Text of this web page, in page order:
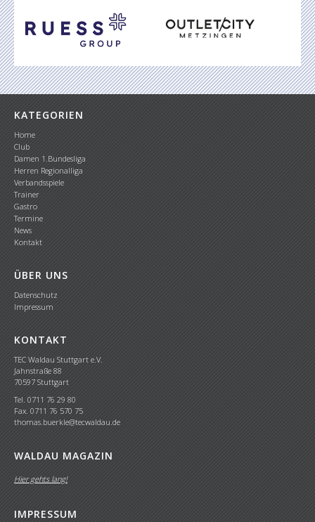
KATEGORIEN
Home
Club
Damen 1.Bundesliga
Herren Regionalliga
Verbandsspiele
Trainer
Gastro
Termine
News
Kontakt
ÜBER UNS
Datenschutz
Impressum
KONTAKT
TEC Waldau Stuttgart e.V.
Jahnstraße 88
70597 Stuttgart
Tel. 0711 76 29 80
Fax. 0711 76 570 75
thomas.buerkle@tecwaldau.de
WALDAU MAGAZIN
Hier gehts lang!
IMPRESSUM